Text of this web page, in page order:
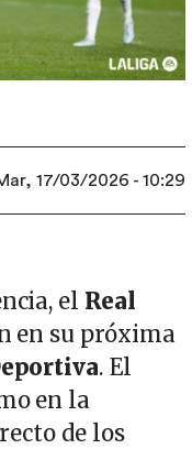
17/03/2026 - 10:29
el Real
en su próxima
. El
en la
de los